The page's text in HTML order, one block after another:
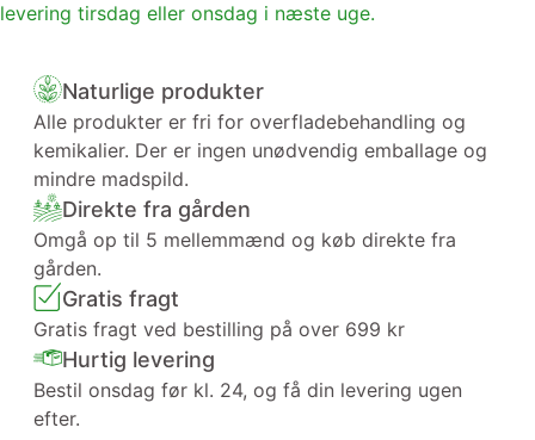
levering tirsdag eller onsdag i næste uge.
Naturlige produkter
Alle produkter er fri for overfladebehandling og
kemikalier. Der er ingen unødvendig emballage og
mindre madspild.
Direkte fra gården
Omgå op til 5 mellemmænd og køb direkte fra
gården.
Gratis fragt
Gratis fragt ved bestilling på over 699 kr
Hurtig levering
Bestil onsdag før kl. 24, og få din levering ugen
efter.